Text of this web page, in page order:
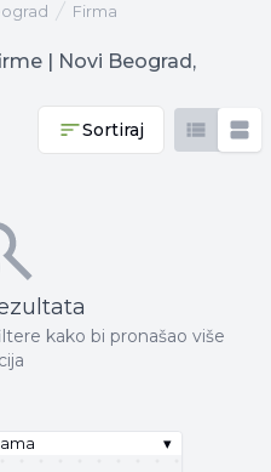
firma
| Novi Beograd,
Sortiraj
kako bi pronašao više
▾